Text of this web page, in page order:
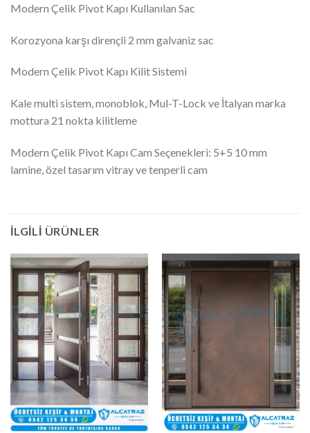
Modern Çelik Pivot Kapı Kullanılan Sac
Korozyona karşı dirençli 2 mm galvaniz sac
Modern Çelik Pivot Kapı Kilit Sistemi
Kale multi sistem, monoblok, Mul-T-Lock ve İtalyan marka
mottura 21 nokta kilitleme
Modern Çelik Pivot Kapı Cam Seçenekleri: 5+5 10 mm
lamine, özel tasarım vitray ve tenperli cam
İLGILI ÜRÜNLER